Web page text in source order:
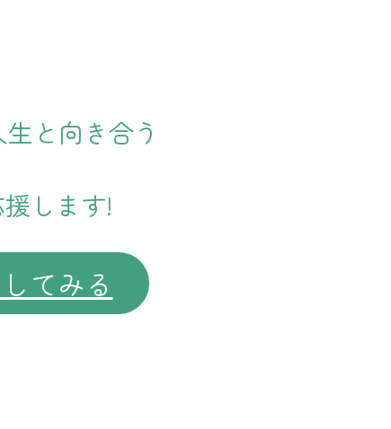
と向き合う
します!
てみる